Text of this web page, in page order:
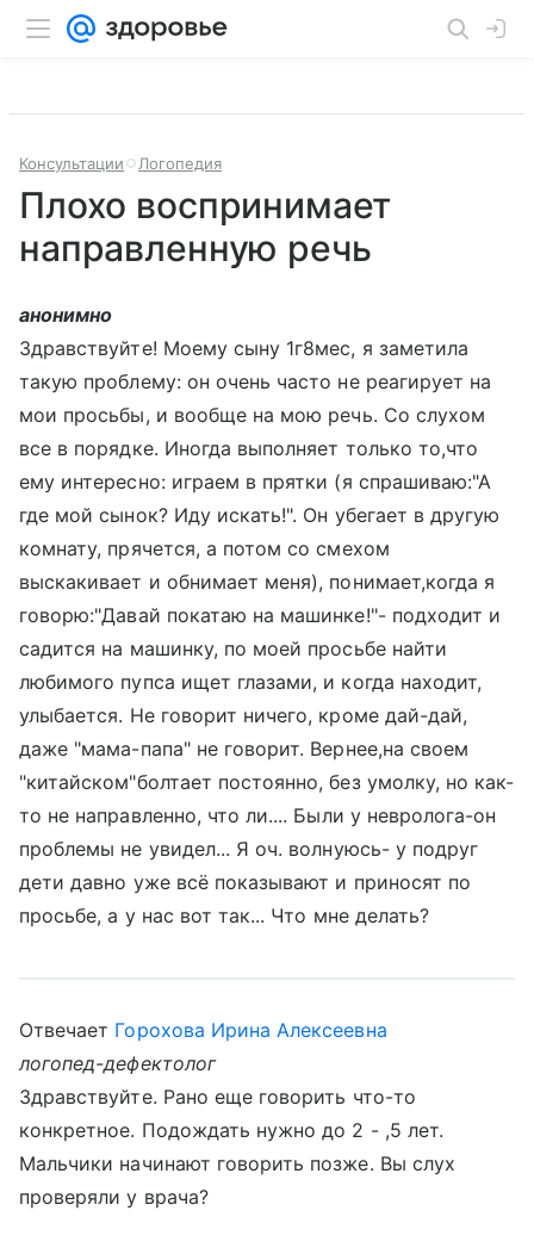
Консультации Логопедия
Плохо воспринимает
направленную речь
анонимно
Здравствуйте! Моему сыну 1г8мес, я заметила
такую проблему: он очень часто не реагирует на
мои просьбы, и вообще на мою речь. Со слухом
все в порядке. Иногда выполняет только то,что
ему интересно: играем в прятки (я спрашиваю:"А
где мой сынок? Иду искать!". Он убегает в другую
комнату, прячется, а потом со смехом
выскакивает и обнимает меня), понимает,когда я
говорю:"Давай покатаю на машинке!"- подходит и
садится на машинку, по моей просьбе найти
любимого пупса ищет глазами, и когда находит,
улыбается. Не говорит ничего, кроме дай-дай,
даже "мама-папа" не говорит. Вернее,на своем
"китайском"болтает постоянно, без умолку, но как-
то не направленно, что ли.... Были у невролога-он
проблемы не увидел... Я оч. волнуюсь- у подруг
дети давно уже всё показывают и приносят по
просьбе, а у нас вот так... Что мне делать?
Отвечает Горохова Ирина Алексеевна
логопед-дефектолог
Здравствуйте. Рано еще говорить что-то
конкретное. Подождать нужно до 2 - ,5 лет.
Мальчики начинают говорить позже. Вы слух
проверяли у врача?